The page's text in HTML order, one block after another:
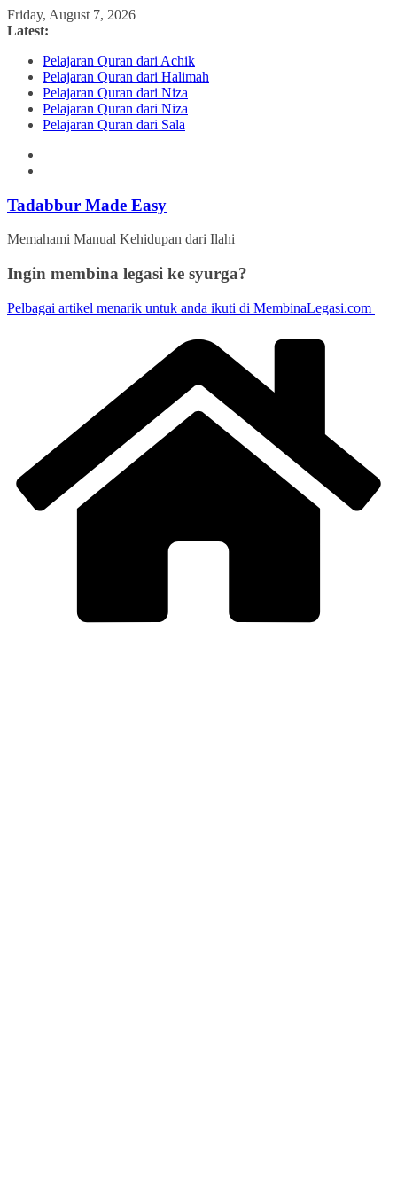
Skip
to
Friday, August 7, 2026
Latest:
Pelajaran Quran dari Achik
Pelajaran Quran dari Halimah
Pelajaran Quran dari Niza
Pelajaran Quran dari Niza
Pelajaran Quran dari Sala
Tadabbur Made Easy
Memahami Manual Kehidupan dari Ilahi
Ingin membina legasi ke syurga?
Pelbagai artikel menarik untuk anda ikuti di MembinaLegasi.com